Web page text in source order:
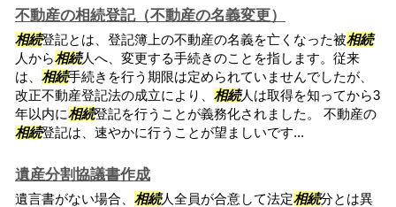
不動産の相続登記（不動産の名義変更）
相続登記とは、登記簿上の不動産の名義を亡くなった被相続
人から相続人へ、変更する手続きのことを指します。従来
は、 相続手続きを行う期限は定められていませんでしたが、
改正不動産登記法の成立により、 相続人は取得を知ってから3
年以内に相続登記を行うことが義務化されました。 不動産の
相続登記は、速やかに行うことが望ましいです...
遺産分割協議書作成
遺言書がない場合、 相続人全員が合意して法定相続分とは異